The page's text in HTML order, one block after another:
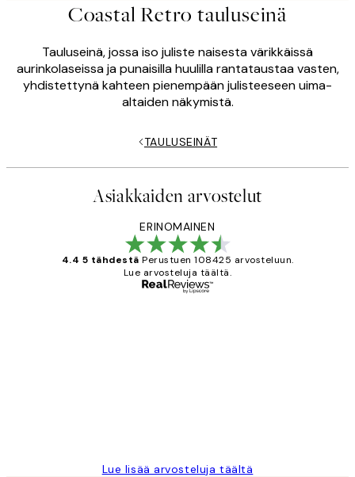
Coastal Retro tauluseinä
Tauluseinä, jossa iso juliste naisesta värikkäissä
aurinkolaseissa ja punaisilla huulilla rantataustaa vasten,
yhdistettynä kahteen pienempään julisteeseen uima-
altaiden näkymistä.
TAULUSEINÄT
Asiakkaiden arvostelut
ERINOMAINEN
4.4 5 tähdestä Perustuen 108425 arvosteluun.
Lue arvosteluja täältä.
Lue lisää arvosteluja täältä